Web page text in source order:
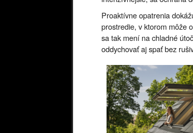
Proaktívne opatrenia
prostredie, v ktorom môže
sa tak mení na chladné
oddychovať aj spať bez